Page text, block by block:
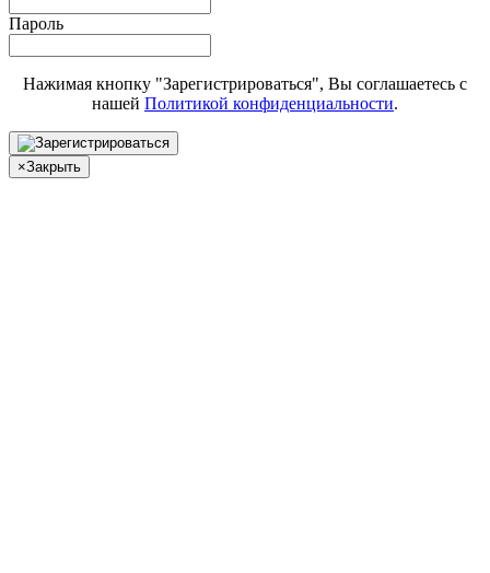
Пароль
Нажимая кнопку "Зарегистрироваться", Вы соглашаетесь с
нашей Политикой конфиденциальности.
×Закрыть